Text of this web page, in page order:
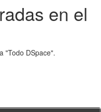
en el
"Todo DSpace".